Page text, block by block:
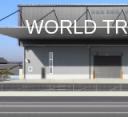
WORLD